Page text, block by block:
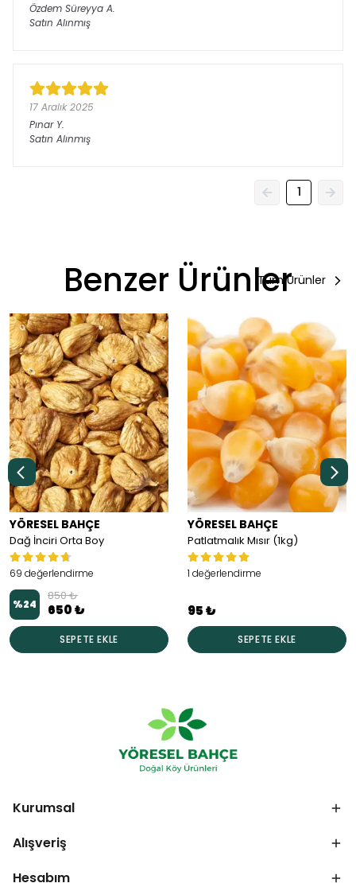
Özdem Süreyya A.
Satın Alınmış
17 Aralık 2025
Pınar Y.
Satın Alınmış
1
Benzer ÜrünlerTüm Ürünler
YÖRESEL BAHÇE
Dağ İnciri Orta Boy
69 değerlendirme
%24
850 ₺
650 ₺
SEPETE EKLE
YÖRESEL BAHÇE
Patlatmalık Mısır (1kg)
1 değerlendirme
95 ₺
SEPETE EKLE
Kurumsal
Alışveriş
Hesabım